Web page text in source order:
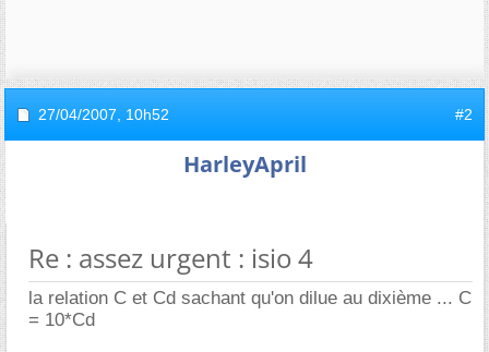
27/04/2007, 10h52 #2
HarleyApril
Re : assez urgent : isio 4
la relation C et Cd sachant qu'on dilue au dixième ... C
= 10*Cd